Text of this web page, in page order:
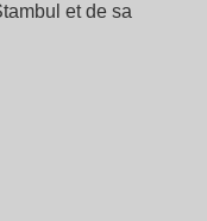
et de sa